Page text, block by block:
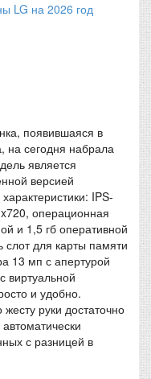
появившаяся в
на сегодня набрала
является
версией
IPS-
операционная
и 1,5 гб оперативной
слот для карты памяти
13 мп с апертурой
виртуальной
и удобно.
руки достаточно
с разницей в